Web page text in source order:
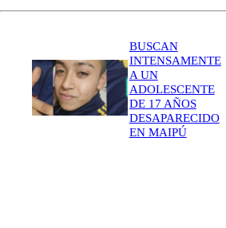
BUSCAN
INTENSAMENTE
A UN
ADOLESCENTE
DE 17 AÑOS
DESAPARECIDO
EN MAIPÚ